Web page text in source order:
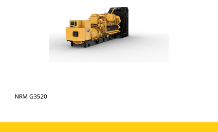
NRM G3520